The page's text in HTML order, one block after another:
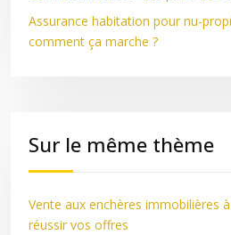
Assurance habitation pour nu-
comment ça marche ?
Sur le même thème
Vente aux enchères immobilières
réussir vos offres